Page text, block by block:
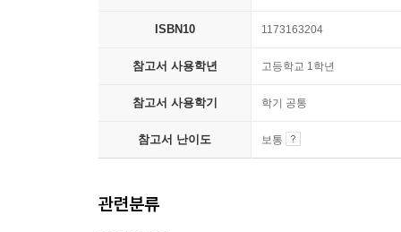
ISBN10 1173163204
참고서 사용학년 고등학교 1학년
참고서 사용학기 학기 공통
참고서 난이도 보통
관련분류